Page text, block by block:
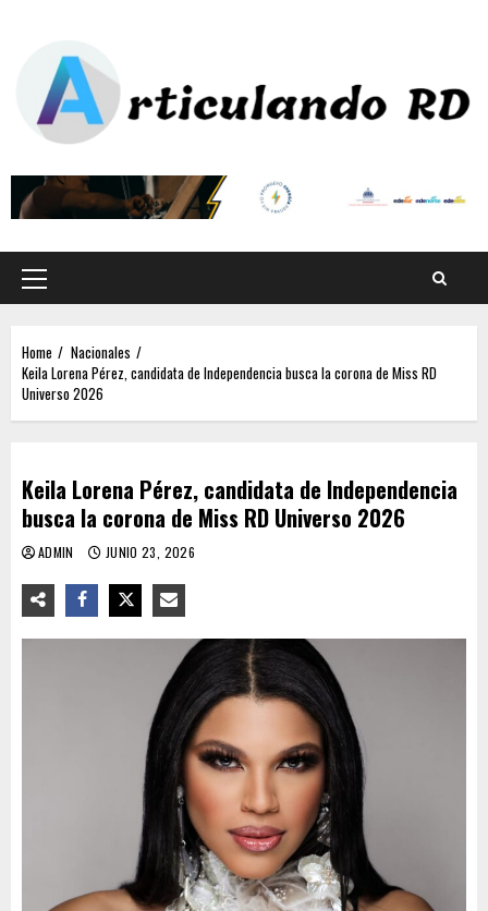
Home
Nacionales
Keila Lorena Pérez, candidata de Independencia busca la corona de Miss RD
Universo 2026
Keila Lorena Pérez, candidata de Independencia
busca la corona de Miss RD Universo 2026
ADMIN JUNIO 23, 2026